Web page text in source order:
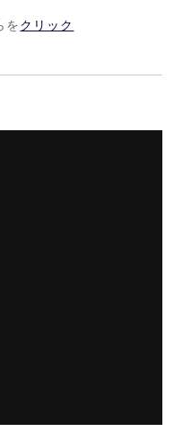
をクリック